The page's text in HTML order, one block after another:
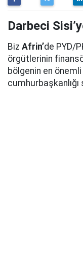
Darbeci
Biz Afrin’de PYD/
örgütlerinin
bölgenin en
cumhurbaşkanlığı